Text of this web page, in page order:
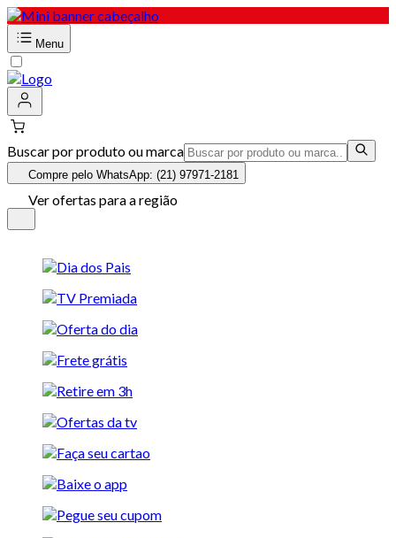
Menu
Buscar por produto ou marca
Compre pelo WhatsApp: (21) 97971-2181
Ver ofertas para a região